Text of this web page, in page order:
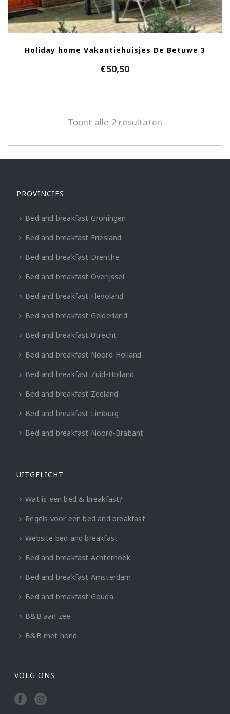
Holiday home Vakantiehuisjes De Betuwe 3
€50,50
Toont alle 2 resultaten
PROVINCIES
Bed and breakfast Groningen
Bed and breakfast Friesland
Bed and breakfast Drenthe
Bed and breakfast Overijssel
Bed and breakfast Flevoland
Bed and breakfast Gelderland
Bed and breakfast Utrecht
Bed and breakfast Noord-Holland
Bed and breakfast Zuid-Holland
Bed and breakfast Zeeland
Bed and breakfast Limburg
Bed and breakfast Noord-Brabant
UITGELICHT
Wat is een bed & breakfast?
Regels voor een bed and breakfast
Website bed and breakfast
Bed and breakfast Achterhoek
Bed and breakfast Amsterdam
Bed and breakfast Gouda
B&B aan zee
B&B met hond
VOLG ONS